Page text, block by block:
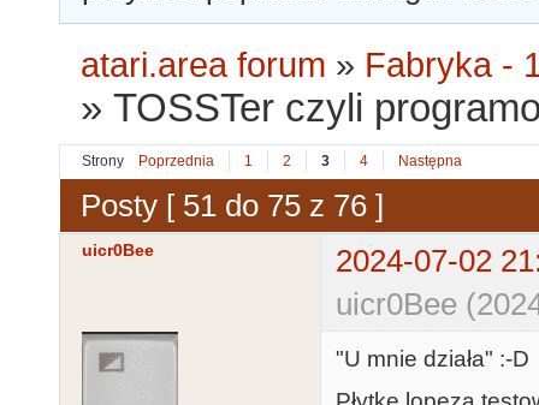
atari.area forum » Fabryka -
»TOSSTer czyli
Strony Poprzednia 1 2 3 4 Następna
Posty [ 51 do 75 z 76 ]
uicr0Bee
2024-07-02
uicr0Bee
"U mnie działa" :-D